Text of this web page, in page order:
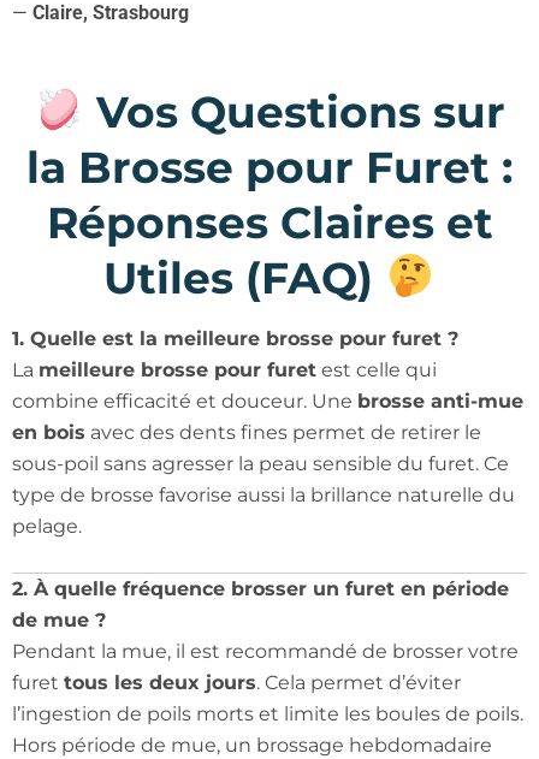
— Claire, Strasbourg
Vos Questions sur
la Brosse pour Furet :
Réponses Claires et
Utiles (FAQ)
1. Quelle est la meilleure brosse pour furet ?
La meilleure brosse pour furet est celle qui
combine efficacité et douceur. Une brosse anti-mue
en bois avec des dents fines permet de retirer le
sous-poil sans agresser la peau sensible du furet. Ce
type de brosse favorise aussi la brillance naturelle du
pelage.
2. À quelle fréquence brosser un furet en période
de mue ?
Pendant la mue, il est recommandé de brosser votre
furet tous les deux jours. Cela permet d’éviter
l’ingestion de poils morts et limite les boules de poils.
Hors période de mue, un brossage hebdomadaire